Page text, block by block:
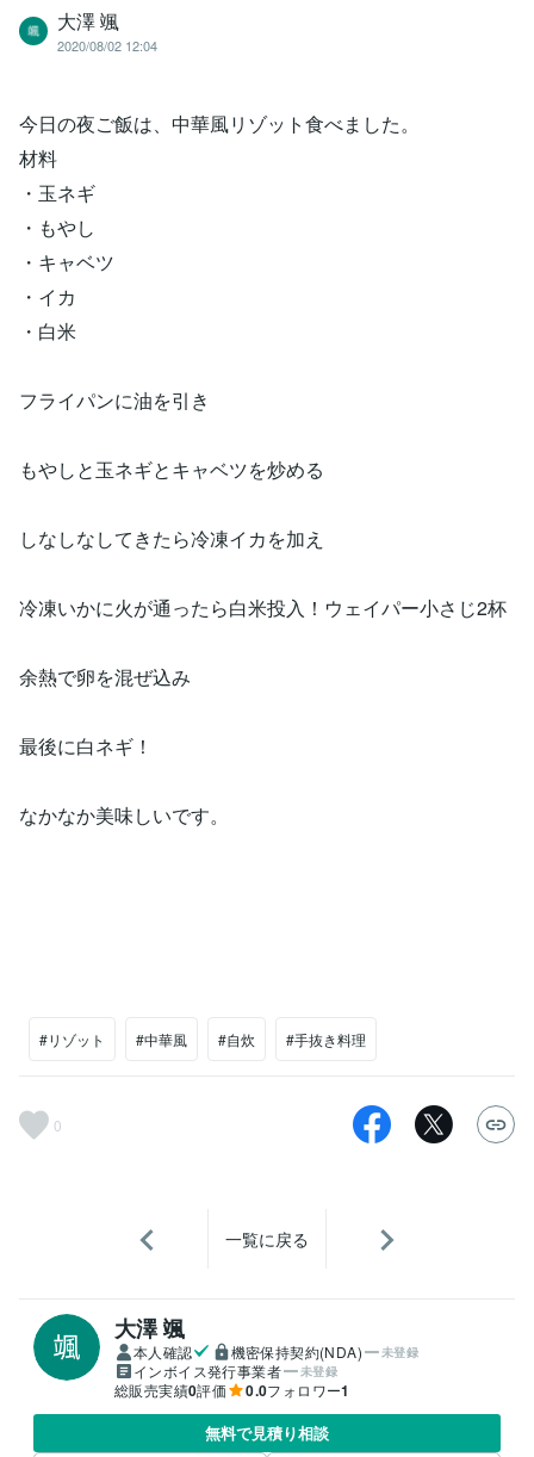
大澤 颯
2020/08/02 12:04
今日の夜ご飯は、中華風リゾット食べました。
材料
・玉ネギ
・もやし
・キャベツ
・イカ
・白米
フライパンに油を引き
もやしと玉ネギとキャベツを炒める
しなしなしてきたら冷凍イカを加え
冷凍いかに火が通ったら白米投入！ウェイパー小さじ2杯
余熱で卵を混ぜ込み
最後に白ネギ！
なかなか美味しいです。
#リゾット #中華風 #自炊 #手抜き料理
0
一覧に戻る
大澤 颯
本人確認 機密保持契約(NDA) 未登録
インボイス発行事業者 未登録
総販売実績0評価 0.0フォロワー1
無料で見積り相談